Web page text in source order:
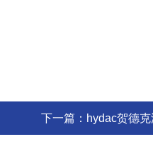
下一篇： hydac贺德